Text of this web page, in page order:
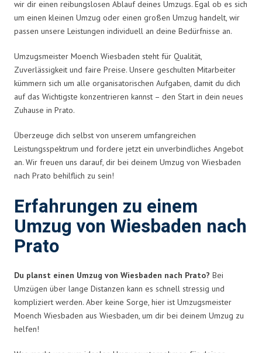
wir dir einen reibungslosen Ablauf deines Umzugs. Egal ob es sich
um einen kleinen Umzug oder einen großen Umzug handelt, wir
passen unsere Leistungen individuell an deine Bedürfnisse an.
Umzugsmeister Moench Wiesbaden steht für Qualität,
Zuverlässigkeit und faire Preise. Unsere geschulten Mitarbeiter
kümmern sich um alle organisatorischen Aufgaben, damit du dich
auf das Wichtigste konzentrieren kannst – den Start in dein neues
Zuhause in Prato.
Überzeuge dich selbst von unserem umfangreichen
Leistungsspektrum und fordere jetzt ein unverbindliches Angebot
an. Wir freuen uns darauf, dir bei deinem Umzug von Wiesbaden
nach Prato behilflich zu sein!
Erfahrungen zu einem
Umzug von Wiesbaden nach
Prato
Du planst einen Umzug von Wiesbaden nach Prato? Bei
Umzügen über lange Distanzen kann es schnell stressig und
kompliziert werden. Aber keine Sorge, hier ist Umzugsmeister
Moench Wiesbaden aus Wiesbaden, um dir bei deinem Umzug zu
helfen!